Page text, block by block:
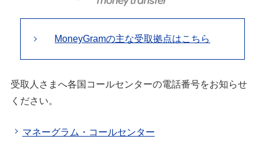
MoneyGramの主な受取拠点はこちら
受取人さまへ各国コールセンターの電話番号をお知らせ
ください。
マネーグラム・コールセンター